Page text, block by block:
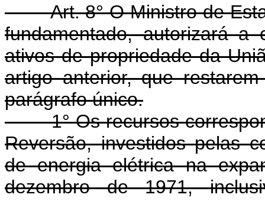
Art. 8° O Ministro de
fundamentado, autorizará a
ativos de propriedade da
artigo anterior, que
parágrafo único.
1° Os recursos
Reversão, investidos pelas
de energia elétrica na
dezembro de 1971,